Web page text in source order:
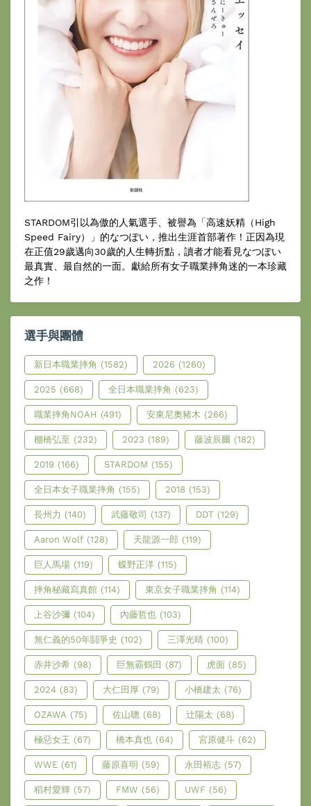
STARDOM引以為傲的人氣選手、被譽為「高速妖精（High
Speed Fairy）」的なつぽい，推出生涯首部著作！正因為現
在正值29歲邁向30歲的人生轉折點，讀者才能看見なつぽい
最真實、最自然的一面。獻給所有女子職業摔角迷的一本珍藏
之作！
選手與團體
新日本職業摔角 (1582) 2026 (1260)
2025 (668) 全日本職業摔角 (623)
職業摔角NOAH (491) 安東尼奧豬木 (266)
棚橋弘至 (232) 2023 (189) 藤波辰爾 (182)
2019 (166) STARDOM (155)
全日本女子職業摔角 (155) 2018 (153)
長州力 (140) 武藤敬司 (137) DDT (129)
Aaron Wolf (128) 天龍源一郎 (119)
巨人馬場 (119) 蝶野正洋 (115)
摔角秘藏寫真館 (114) 東京女子職業摔角 (114)
上谷沙彌 (104) 內藤哲也 (103)
無仁義的50年鬪爭史 (102) 三澤光晴 (100)
赤井沙希 (98) 巨無霸鶴田 (87) 虎面 (85)
2024 (83) 大仁田厚 (79) 小橋建太 (76)
OZAWA (75) 佐山聰 (68) 辻陽太 (68)
極惡女王 (67) 橋本真也 (64) 宮原健斗 (62)
WWE (61) 藤原喜明 (59) 永田裕志 (57)
稻村愛輝 (57) FMW (56) UWF (56)